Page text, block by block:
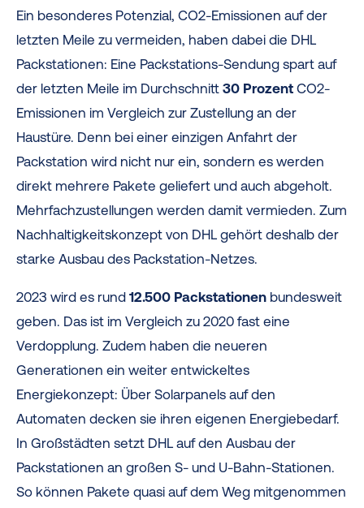
Ein besonderes Potenzial, CO2-Emissionen auf der
letzten Meile zu vermeiden, haben dabei die DHL
Packstationen: Eine Packstations-Sendung spart auf
der letzten Meile im Durchschnitt 30 Prozent CO2-
Emissionen im Vergleich zur Zustellung an der
Haustüre. Denn bei einer einzigen Anfahrt der
Packstation wird nicht nur ein, sondern es werden
direkt mehrere Pakete geliefert und auch abgeholt.
Mehrfachzustellungen werden damit vermieden. Zum
Nachhaltigkeitskonzept von DHL gehört deshalb der
starke Ausbau des Packstation-Netzes.
2023 wird es rund 12.500 Packstationen bundesweit
geben. Das ist im Vergleich zu 2020 fast eine
Verdopplung. Zudem haben die neueren
Generationen ein weiter entwickeltes
Energiekonzept: Über Solarpanels auf den
Automaten decken sie ihren eigenen Energiebedarf.
In Großstädten setzt DHL auf den Ausbau der
Packstationen an großen S- und U-Bahn-Stationen.
So können Pakete quasi auf dem Weg mitgenommen